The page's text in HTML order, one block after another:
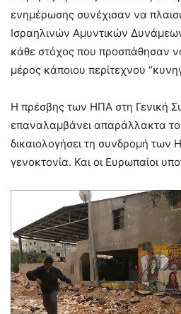
ενημέρωσης συνέχισαν να
Ισραηλινών Αμυντικών
κάθε στόχος που προσπάθησαν
μέρος κάποιου περίτεχνου
Η πρέσβης των ΗΠΑ στη Γενική
επαναλαμβάνει απαράλλακτα το
δικαιολογήσει τη συνδρομή των
γενοκτονία. Και οι Ευρωπαίοι